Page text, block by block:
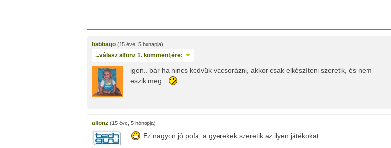
babbago (15 éve, 5 hónapja)
...válasz alfonz 1. kommentjére:
igen.. bár ha nincs kedvük vacsorázni, akkor csak elkészíteni szeretik, és nem
eszik meg..
alfonz (15 éve, 5 hónapja)
Ez nagyon jó pofa, a gyerekek szeretik az ilyen játékokat.